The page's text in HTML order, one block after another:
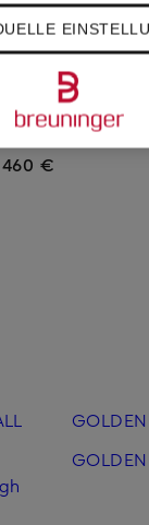
GOLDEN GOOSE
Sneaker SUPER-STAR
CLASSIC
460 €